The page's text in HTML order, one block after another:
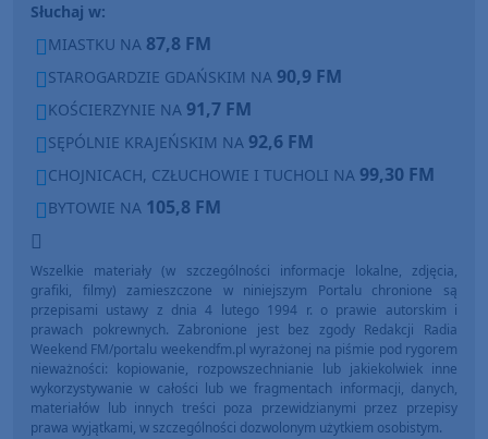
Słuchaj w:
MIASTKU NA 87,8 FM
STAROGARDZIE GDAŃSKIM NA 90,9 FM
KOŚCIERZYNIE NA 91,7 FM
SĘPÓLNIE KRAJEŃSKIM NA 92,6 FM
CHOJNICACH, CZŁUCHOWIE I TUCHOLI NA 99,30 FM
BYTOWIE NA 105,8 FM
Wszelkie materiały (w szczególności informacje lokalne, zdjęcia,
grafiki, filmy) zamieszczone w niniejszym Portalu chronione są
przepisami ustawy z dnia 4 lutego 1994 r. o prawie autorskim i
prawach pokrewnych. Zabronione jest bez zgody Redakcji Radia
Weekend FM/portalu weekendfm.pl wyrażonej na piśmie pod rygorem
nieważności: kopiowanie, rozpowszechnianie lub jakiekolwiek inne
wykorzystywanie w całości lub we fragmentach informacji, danych,
materiałów lub innych treści poza przewidzianymi przez przepisy
prawa wyjątkami, w szczególności dozwolonym użytkiem osobistym.